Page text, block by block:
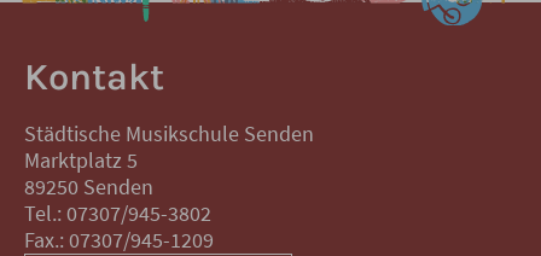
Kontakt
Städtische Musikschule Senden
Marktplatz 5
89250 Senden
Tel.: 07307/945-3802
Fax.: 07307/945-1209